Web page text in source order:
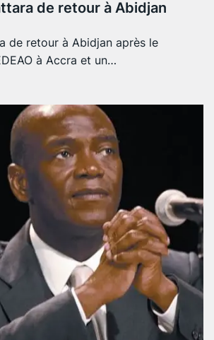
de retour à Abidjan
de retour à Abidjan après le
à Accra et un…